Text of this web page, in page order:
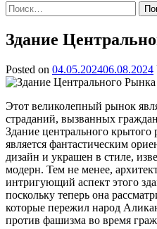
Найти:
Здание
Posted on 04.05.202406.08.2024
Этот великолепный рынок
страданий, вызванных
Здание центрального
является фантастическим
дизайн и украшен в стиле,
модерн. Тем не менее,
интригующий аспект этого
поскольку теперь она
которые пережил народ
против фашизма во время